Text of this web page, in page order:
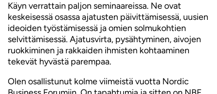
Käyn verrattain paljon seminaareissa. Ne ovat
keskeisessä osassa ajatusten päivittämisessä, uusien
ideoiden työstämisessä ja omien solmukohtien
selvittämisessä. Ajatusvirta, pysähtyminen, aivojen
ruokkiminen ja rakkaiden ihmisten kohtaaminen
tekevät hyvästä parempaa.
Olen osallistunut kolme viimeistä vuotta Nordic